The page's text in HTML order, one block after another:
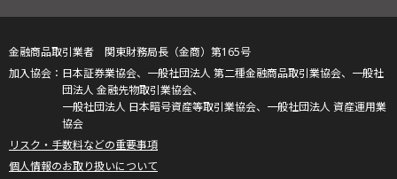
金融商品取引業者 関東財務局長（金商）第165号
日本証券業協会、一般社団法人 第二種金融商品取引業協会、一般社
団法人 金融先物取引業協会、
一般社団法人 日本暗号資産等取引業協会、一般社団法人 資産運用業
協会
リスク・手数料などの重要事項
個人情報のお取り扱いについて